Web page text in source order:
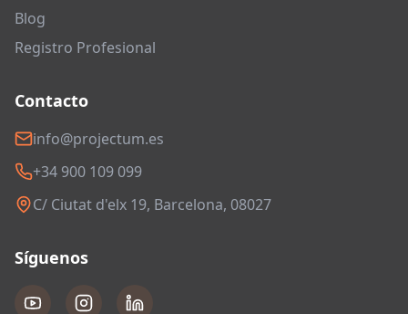
Blog
Registro Profesional
Contacto
info@projectum.es
+34 900 109 099
C/ Ciutat d'elx 19, Barcelona, 08027
Síguenos